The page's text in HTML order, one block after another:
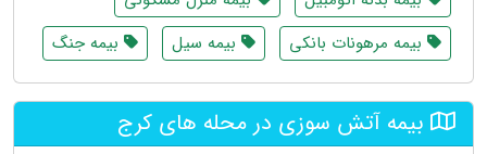
بیمه مرهونات بانکی
بیمه سیل بیمه جنگ
بیمه آتش سوزی در محله های کرج